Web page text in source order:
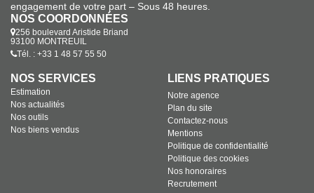
engagement de votre part – Sous 48 heures.
NOS COORDONNÉES
256 boulevard Aristide Briand
93100 MONTREUIL
Tél. : +33 1 48 57 55 50
NOS SERVICES
Estimation
Nos actualités
Nos outils
Nos biens vendus
LIENS PRATIQUES
Notre agence
Plan du site
Contactez-nous
Mentions
Politique de confidentialité
Politique des cookies
Nos honoraires
Recrutement